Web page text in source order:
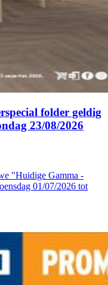
folder geldig
23/08/2026
"Huidige Gamma -
01/07/2026 tot